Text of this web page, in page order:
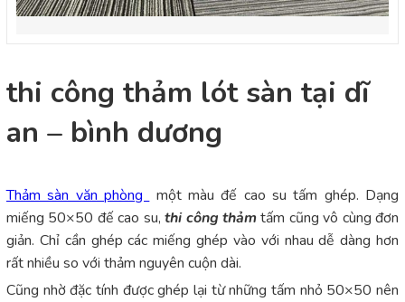
thi công thảm lót sàn tại dĩ
an – bình dương
Thảm sàn văn phòng
một màu đế cao su tấm ghép. Dạng
miếng 50×50 đế cao su,thi công thảmtấm cũng vô cùng đơn
giản. Chỉ cần ghép các miếng ghép vào với nhau dễ dàng hơn
rất nhiều so với thảm nguyên cuộn dài.
Cũng nhờ đặc tính được ghép lại từ những tấm nhỏ 50×50 nên